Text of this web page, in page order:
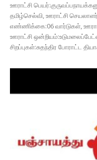
ஊராட்சி
தமிழ்செல்வி, ஊராட்சி
எண்ணிக்கை:06 வார்டுகள்,
ஊராட்சி
சிறப்புகள்:சுதந்திர போராட்ட